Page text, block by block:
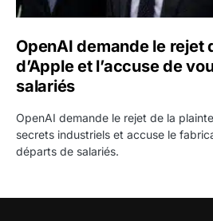
OpenAI demande le rejet
d’Apple et l’accuse de
salariés
OpenAI demande le rejet de la
secrets industriels et accuse le
départs de salariés.